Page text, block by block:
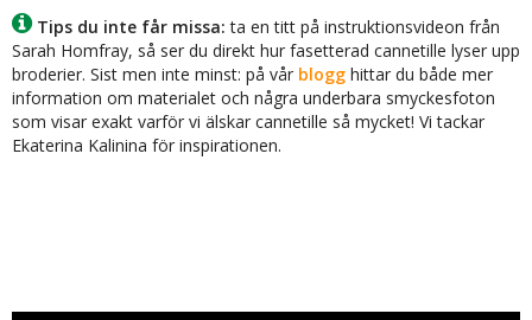
Tips du inte får missa: ta en titt på instruktionsvideon från
Sarah Homfray, så ser du direkt hur fasetterad cannetille lyser upp
broderier. Sist men inte minst: på vår blogg hittar du både mer
information om materialet och några underbara smyckesfoton
som visar exakt varför vi älskar cannetille så mycket! Vi tackar
Ekaterina Kalinina för inspirationen.